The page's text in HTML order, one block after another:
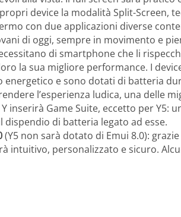
device la modalità Split-Screen,
con due applicazioni diverse
di oggi, sempre in movimento e
di smartphone che li
la sua migliore performance. I
e sono dotati di batteria
l’esperienza ludica, una delle
inserirà Game Suite, eccetto per Y5:
dispendio di batteria legato ad esse.
(Y5 non sarà dotato di Emui 8.0):
intuitivo, personalizzato e sicuro.